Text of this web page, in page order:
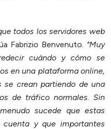
todos los servidores web
Fabrizio Benvenuto. "Muy
cuándo y cómo se
en una plataforma online,
se crean partiendo de una
de tráfico normales. Sin
sucede que estas
y que importantes